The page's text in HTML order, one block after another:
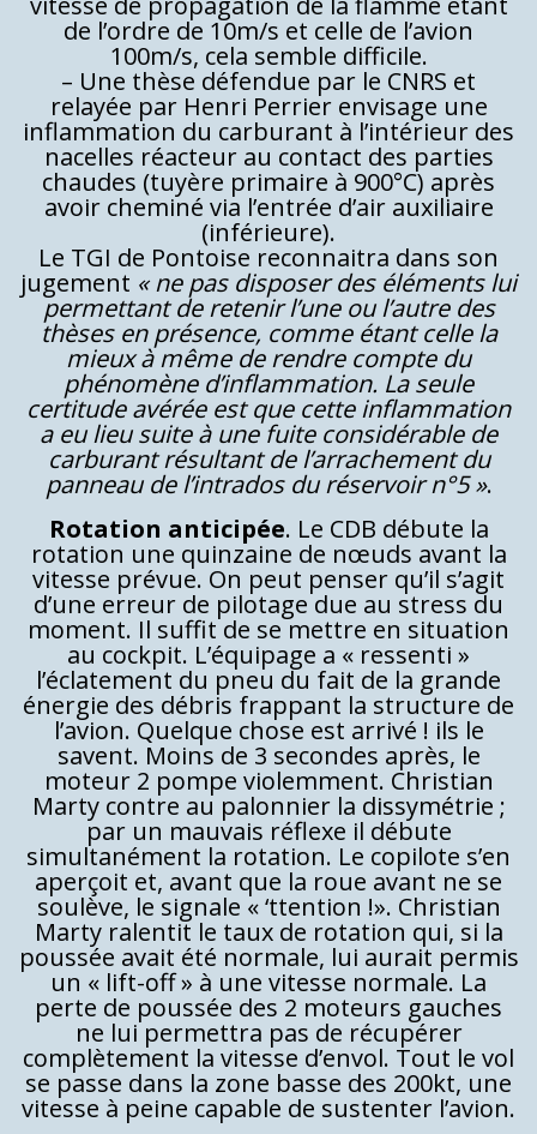
de l’ordre de 10m/s et celle de l’avion
100m/s, cela semble difficile.
– Une thèse défendue par le CNRS et
relayée par Henri Perrier envisage une
inflammation du carburant à l’intérieur des
nacelles réacteur au contact des parties
chaudes (tuyère primaire à 900°C) après
avoir cheminé via l’entrée d’air auxiliaire
(inférieure).
Le TGI de Pontoise reconnaitra dans son
jugement « ne pas disposer des éléments lui
permettant de retenir l’une ou l’autre des
thèses en présence, comme étant celle la
mieux à même de rendre compte du
phénomène d’inflammation. La seule
certitude avérée est que cette inflammation
a eu lieu suite à une fuite considérable de
carburant résultant de l’arrachement du
panneau de l’intrados du réservoir n°5 ».
Rotation anticipée. Le CDB débute la
rotation une quinzaine de nœuds avant la
vitesse prévue. On peut penser qu’il s’agit
d’une erreur de pilotage due au stress du
moment. Il suffit de se mettre en situation
au cockpit. L’équipage a « ressenti »
l’éclatement du pneu du fait de la grande
énergie des débris frappant la structure de
l’avion. Quelque chose est arrivé ! ils le
savent. Moins de 3 secondes après, le
moteur 2 pompe violemment. Christian
Marty contre au palonnier la dissymétrie ;
par un mauvais réflexe il débute
simultanément la rotation. Le copilote s’en
aperçoit et, avant que la roue avant ne se
soulève, le signale « ‘ttention !». Christian
Marty ralentit le taux de rotation qui, si la
poussée avait été normale, lui aurait permis
un « lift-off » à une vitesse normale. La
perte de poussée des 2 moteurs gauches
ne lui permettra pas de récupérer
complètement la vitesse d’envol. Tout le vol
se passe dans la zone basse des 200kt, une
vitesse à peine capable de sustenter l’avion.